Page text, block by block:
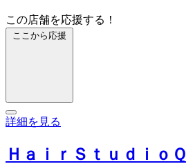
この店舗を応援する！
ここから応援
詳細を見る
ＨａｉｒＳｔｕｄｉｏＱ